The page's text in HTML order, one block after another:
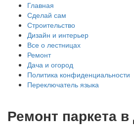
Главная
Сделай сам
Строительство
Дизайн и интерьер
Все о лестницах
Ремонт
Дача и огород
Политика конфиденциальности
Переключатель языка
Ремонт паркета